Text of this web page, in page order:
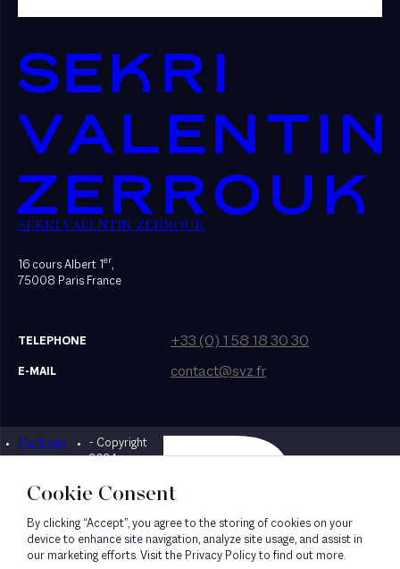
SEKRI VALENTIN ZERROUK
16 cours Albert 1er,
75008 Paris France
TELEPHONE +33 (0) 1 58 18 30 30
E-MAIL contact@svz.fr
Mentions
légales
- Copyright
2024
Designed by Bonhomme
Cookie Consent
By clicking “Accept”, you agree to the storing of cookies on your
device to enhance site navigation, analyze site usage, and assist in
our marketing efforts. Visit the Privacy Policy to find out more.